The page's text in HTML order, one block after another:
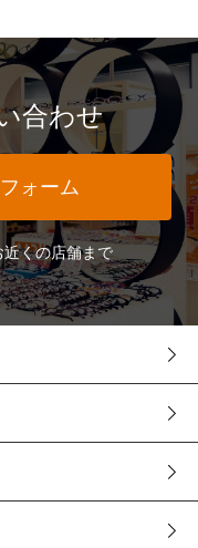
合わせ
ォーム
くの店舗まで